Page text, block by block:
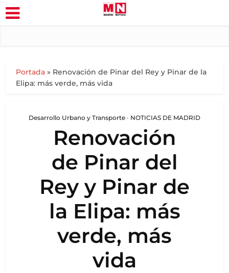
Portada » Renovación de Pinar del Rey y Pinar de la
Elipa: más verde, más vida
Desarrollo Urbano y Transporte • NOTICIAS DE MADRID
Renovación
de Pinar del
Rey y Pinar de
la Elipa: más
verde, más
vida